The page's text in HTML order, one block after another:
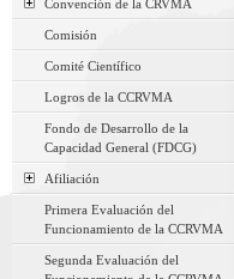
Convención de la CRVMA
Comisión
Comité Científico
Logros de la CCRVMA
Fondo de Desarrollo de la
Capacidad General (FDCG)
Afiliación
Primera Evaluación del
Funcionamiento de la CCRVMA
Segunda Evaluación del